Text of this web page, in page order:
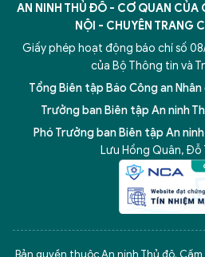
AN NINH THỦ ĐÔ - CƠ QUAN CỦA
NỘI - CHUYÊN TRANG
Giấy phép hoạt động báo chí số
của Bộ Thông tin và
Tổng Biên tập Báo Công an Nhân
Trưởng ban Biên tập An ninh
Phó Trưởng ban Biên tập An
Lưu Hồng Quân, Đỗ
Bản quyền thuộc An ninh Thủ đô.
5 điểm nghẽn của Hà Nội